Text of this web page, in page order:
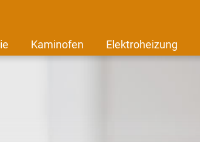
Kaminofen Elektroheizung